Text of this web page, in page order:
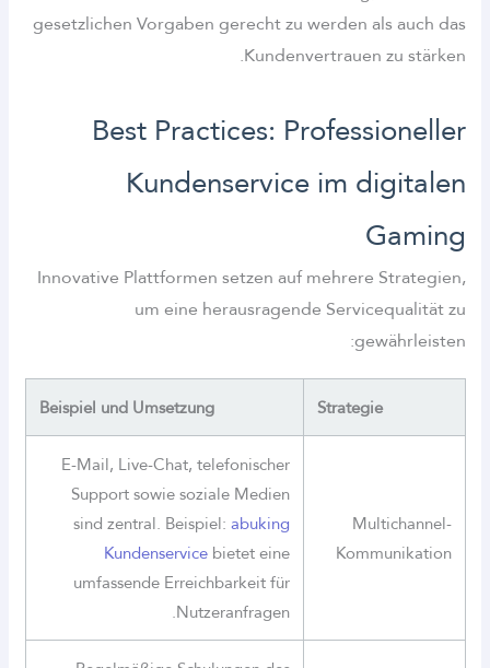
gesetzlichen Vorgaben gerecht zu werden als auch das
Kundenvertrauen zu stärken.
Best Practices: Professioneller
Kundenservice im digitalen
Gaming
Innovative Plattformen setzen auf mehrere Strategien,
um eine herausragende Servicequalität zu
gewährleisten:
Strategie
Beispiel und Umsetzung
Multichannel-
Kommunikation
E-Mail, Live-Chat, telefonischer
Support sowie soziale Medien
sind zentral. Beispiel:abuking
Kundenservicebietet eine
umfassende Erreichbarkeit für
Nutzeranfragen.